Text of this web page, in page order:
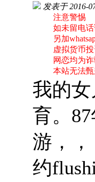
发表于 2016-
注意警惕
如未留电
另加
虚拟货币
网恋均为
本站无法
我的
育。
游，
约